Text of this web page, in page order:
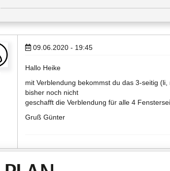
09.06.2020 - 19:45
Hallo Heike
mit Verblendung bekommst du das 3-seitig
bisher noch nicht
geschafft die Verblendung für alle 4
Gruß Günter